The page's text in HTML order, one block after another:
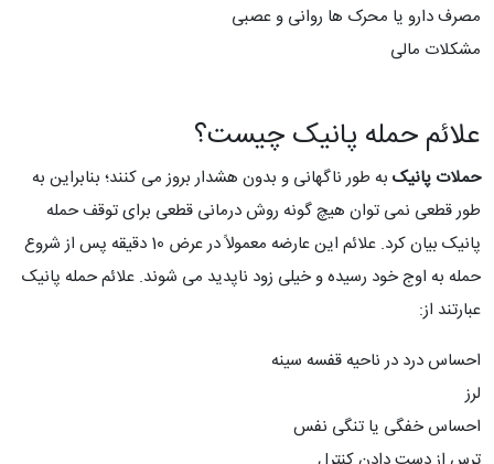
مصرف دارو یا محرک ها روانی و عصبی
مشکلات مالی
علائم حمله پانیک چیست؟
حملات پانیک به طور ناگهانی و بدون هشدار بروز می کنند؛ بنابراین به
طور قطعی نمی توان هیچ گونه روش درمانی قطعی برای توقف حمله
پانیک بیان کرد. علائم این عارضه معمولاً در عرض 10 دقیقه پس از شروع
حمله به اوج خود رسیده و خیلی زود ناپدید می شوند. علائم حمله پانیک
عبارتند از:
احساس درد در ناحیه قفسه سینه
لرز
احساس خفگی یا تنگی نفس